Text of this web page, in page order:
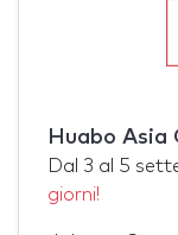
Huabo
Dal 3 al 5
giorni!